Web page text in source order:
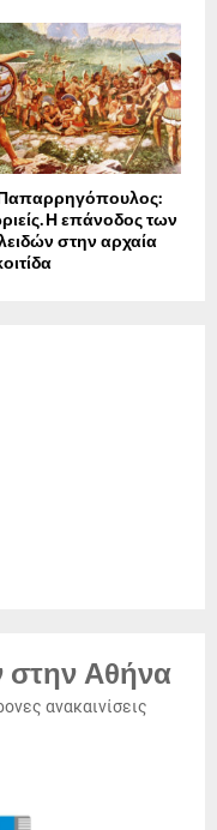
Η επάνοδος των
στην αρχαία
στην Αθήνα
ανακαινίσεις